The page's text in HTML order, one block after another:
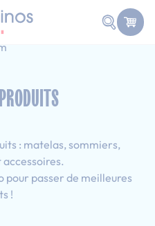
Faire
: matelas, sommiers,
pour passer de meilleures
!